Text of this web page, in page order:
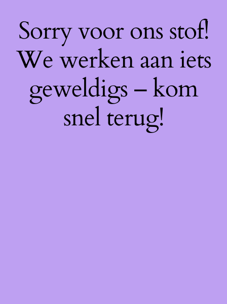
Sorry voor ons stof!
We werken aan iets
geweldigs – kom
snel terug!